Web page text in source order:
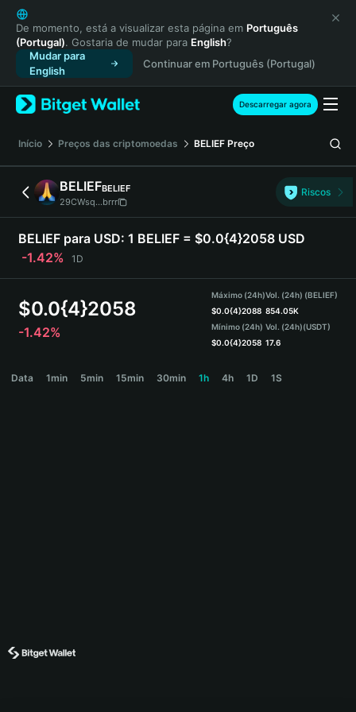
English
日本語
Tiếng Việt
Русский
Español (Latinoamérica)
Türkçe
Français
Deutsch
简体中文
繁體中文
Português (Portugal)
Bahasa Indonesia
ภาษาไทย
हिन्दी
Español
Português (Brasil)
De momento, está a visualizar esta página em Português
(Portugal). Gostaria de mudar para English?
Mudar para
English
Continuar em Português (Portugal)
Descarregar agora
Início Preços das criptomoedas BELIEF Preço
BELIEFBELIEF
29CWsq...brrr
Riscos
BELIEF para USD: 1 BELIEF = $0.0{4}2058 USD
-1.42%
1D
$0.0{4}2058
-1.42%
Máximo (24h)
$0.0{4}2088
Mínimo (24h)
$0.0{4}2058
Vol. (24h) (BELIEF)
854.05K
Vol. (24h)(USDT)
17.6
Data 1min 5min 15min 30min 1h 4h 1D 1S